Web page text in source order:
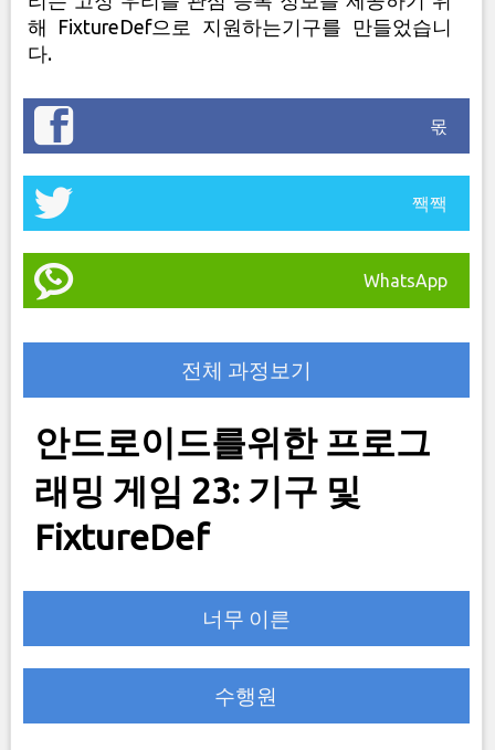
해 FixtureDef으로 지원하는기구를 만들었습니
다.
몫
짹짹
WhatsApp
전체 과정보기
안드로이드를위한 프로그
래밍 게임 23: 기구 및
FixtureDef
너무 이른
수행원